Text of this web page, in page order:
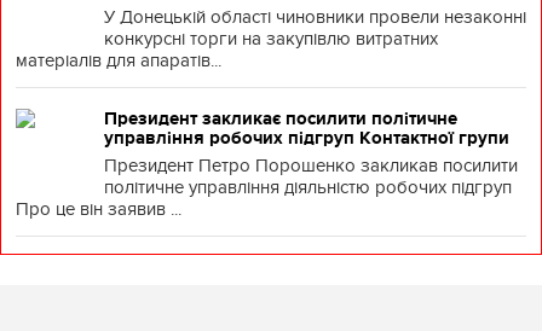
У Донецькій області чиновники провели незаконні
конкурсні торги на закупівлю витратних
матеріалів для апаратів...
Президент закликає посилити політичне
управління робочих підгруп Контактної групи
Президент Петро Порошенко закликав посилити
політичне управління діяльністю робочих підгруп
Про це він заявив ...